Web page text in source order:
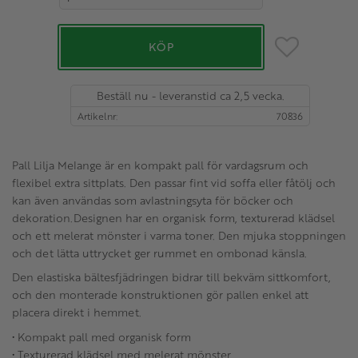
KÖP Lägg till i
Beställ nu - leveranstid ca 2,5 vecka.
Artikelnr 70836
Pall Lilja Melange är en kompakt pall för vardagsrum och
flexibel extra sittplats. Den passar fint vid soffa eller fåtölj och
kan även användas som avlastningsyta för böcker och
dekoration.Designen har en organisk form, texturerad klädsel
och ett melerat mönster i varma toner. Den mjuka stoppningen
och det lätta uttrycket ger rummet en ombonad känsla.
Den elastiska bältesfjädringen bidrar till bekväm sittkomfort,
och den monterade konstruktionen gör pallen enkel att
placera direkt i hemmet.
• Kompakt pall med organisk form
• Texturerad klädsel med melerat mönster